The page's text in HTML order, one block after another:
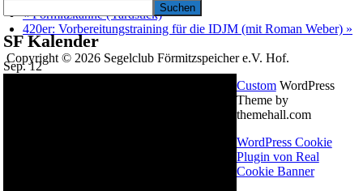
«Förmitzkanne (Yardstick)
420er: Vorbereitungstraining für die IDJM (mit Roman Weber) »
Suchen
SF Kalender
Sep.12
Copyright © 2026 Segelclub Förmitzspeicher e.V. Hof.
CustomWordPress
Theme by
themehall.com
WordPress Cookie
Plugin von Real
Cookie Banner